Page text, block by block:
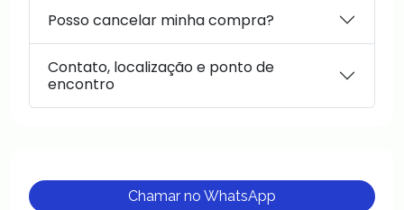
Posso cancelar minha compra?
Contato, localização e ponto de
encontro
Chamar no WhatsApp